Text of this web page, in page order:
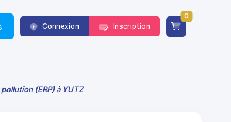
Connexion Inscription
0
(ERP) à YUTZ